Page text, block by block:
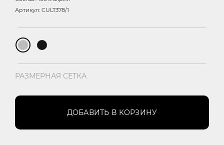
Артикул: CULT378/1
РАЗМЕРНАЯ СЕТКА
ДОБАВИТЬ В КОРЗИНУ